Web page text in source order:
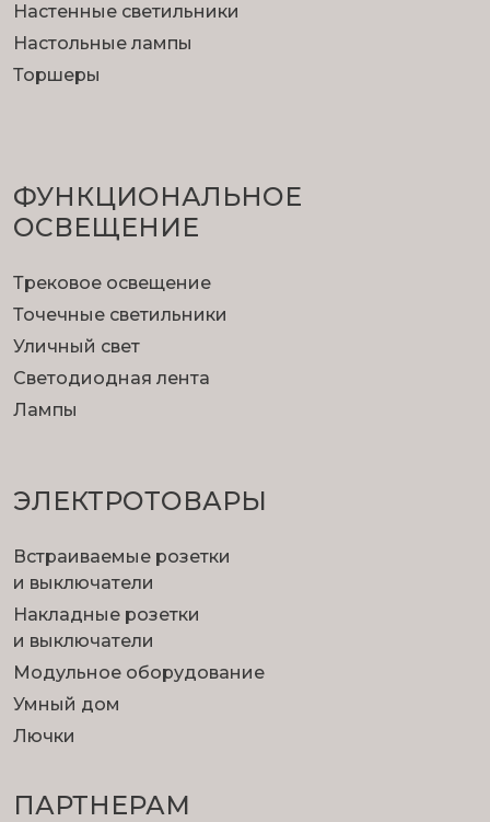
Настенные светильники
Настольные лампы
Торшеры
ФУНКЦИОНА­ЛЬНОЕ
ОСВЕЩЕНИЕ
Трековое освещение
Точечные светильники
Уличный свет
Светодиодная лента
Лампы
ЭЛЕКТРОТОВАРЫ
Встраиваемые розетки
и выключатели
Накладные розетки
и выключатели
Модульное оборудование
Умный дом
Лючки
ПАРТНЕРАМ